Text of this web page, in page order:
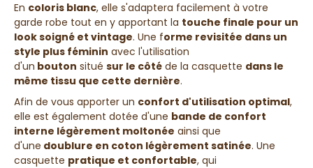
En coloris blanc, elle s'adaptera facilement à votre
garde robe tout en y apportant la touche finale pour un
look soigné et vintage. Une forme revisitée dans un
style plus féminin avec l'utilisation
d'un bouton situé sur le côté de la casquette dans le
même tissu que cette dernière.
Afin de vous apporter un confort d'utilisation optimal,
elle est également dotée d'une bande de confort
interne légèrement moltonée ainsi que
d'une doublure en coton légèrement satinée. Une
casquette pratique et confortable, qui